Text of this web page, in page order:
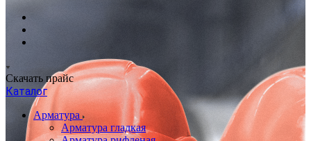
Скачать прайс
Каталог
Арматура
Арматура гладкая